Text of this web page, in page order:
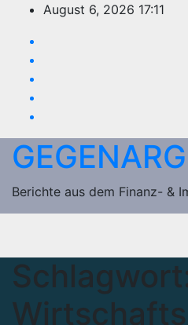
springen
August 6, 2026 17:11
Berichte aus dem Finanz- &